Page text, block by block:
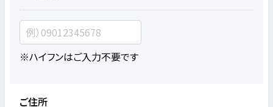
※ハイフンはご入力不要です
ご住所